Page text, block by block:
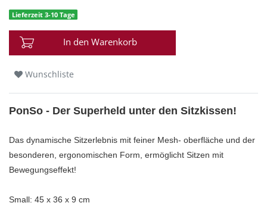
Lieferzeit 3-10 Tage
In den Warenkorb
Wunschliste
PonSo - Der Superheld unter den Sitzkissen!
Das dynamische Sitzerlebnis mit feiner Mesh- oberfläche und der
besonderen, ergonomischen Form, ermöglicht Sitzen mit
Bewegungseffekt!
Small: 45 x 36 x 9 cm